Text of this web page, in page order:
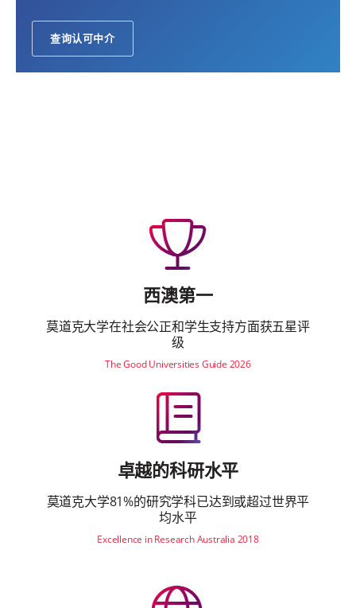
查询认可中介
西澳第一
莫道克大学在社会公正和学生支持方面获五星评
级
The Good Universities Guide 2026
卓越的科研水平
莫道克大学81%的研究学科已达到或超过世界平
均水平
Excellence in Research Australia 2018